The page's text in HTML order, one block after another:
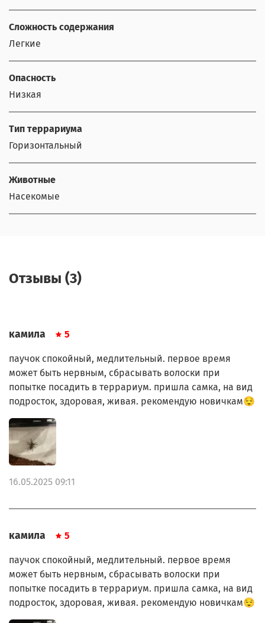
Сложность содержания
Легкие
Опасность
Низкая
Тип террариума
Горизонтальный
Животные
Насекомые
Отзывы (3)
камила 5
паучок спокойный, медлительный. первое время
может быть нервным, сбрасывать волоски при
попытке посадить в террариум. пришла самка, на вид
подросток, здоровая, живая. рекомендую новичкам😌
16.05.2025 09:11
камила 5
паучок спокойный, медлительный. первое время
может быть нервным, сбрасывать волоски при
попытке посадить в террариум. пришла самка, на вид
подросток, здоровая, живая. рекомендую новичкам😌